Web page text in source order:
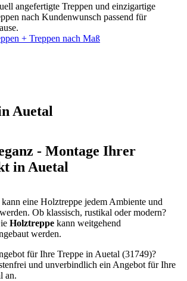
angefertigte Treppen und einzigartige
nach Kundenwunsch passend für
+ Treppen nach Maß
Auetal
- Montage Ihrer
in Auetal
eine Holztreppe jedem Ambiente und
Ob klassisch, rustikal oder modern?
Holztreppe kann weitgehend
werden.
für Ihre Treppe in Auetal (31749)?
und unverbindlich ein Angebot für Ihre
an.